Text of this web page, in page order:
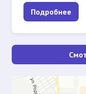
Подробнее